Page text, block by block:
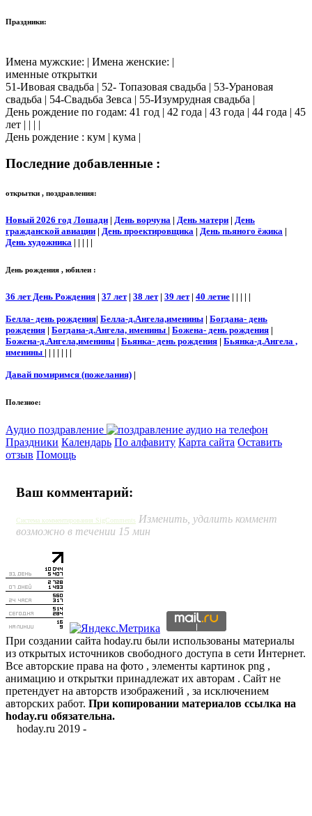
Праздники:
Имена мужские: | Имена женские: |
именные открытки
51-Ивовая свадьба | 52- Топазовая свадьба | 53-Урановая
свадьба | 54-Свадьба Зевса | 55-Изумрудная свадьба |
День рождение по годам: 41 год | 42 года | 43 года | 44 года | 45
лет | | | |
День рождение : кум | кума |
Последние добавленные :
открытки , поздравления:
Новый 2026 год Лошади | День ворчуна | День матери | День
гражданской авиации | День проектировщика | День пьяного ёжика |
День художника | | | | |
День рождения , юбилеи :
36 лет День Рождения | 37 лет| 38 лет| 39 лет| 40 летие | | | | |
Белла- день рождения| Белла-д.Ангела,именины | Богдана- день
рождения | Богдана-д.Ангела, именины | Божена- день рождения |
Божена-д.Ангела,именины | Бьянка- день рождения | Бьянка-д.Ангела ,
именины | | | | | | |
Давай помиримся (пожелания) |
Полезное:
Аудио поздравление
Праздники Календарь По алфавиту Карта сайта Оставить
отзыв Помощь
Ваш комментарий:
Система комментирования SigComments Изменить, удалить коммент
возможно в течении 15 мин
При создании сайта hoday.ru были использованы материалы
из открытых источников свободного доступа в сети Интернет.
Все авторские права на фото , элементы картинок png ,
анимацию и открытки принадлежат их авторам . Сайт не
претендует на авторств изображений , за исключением
авторских работ. При копировании материалов ссылка на
hoday.ru обязательна.
hoday.ru 2019 -